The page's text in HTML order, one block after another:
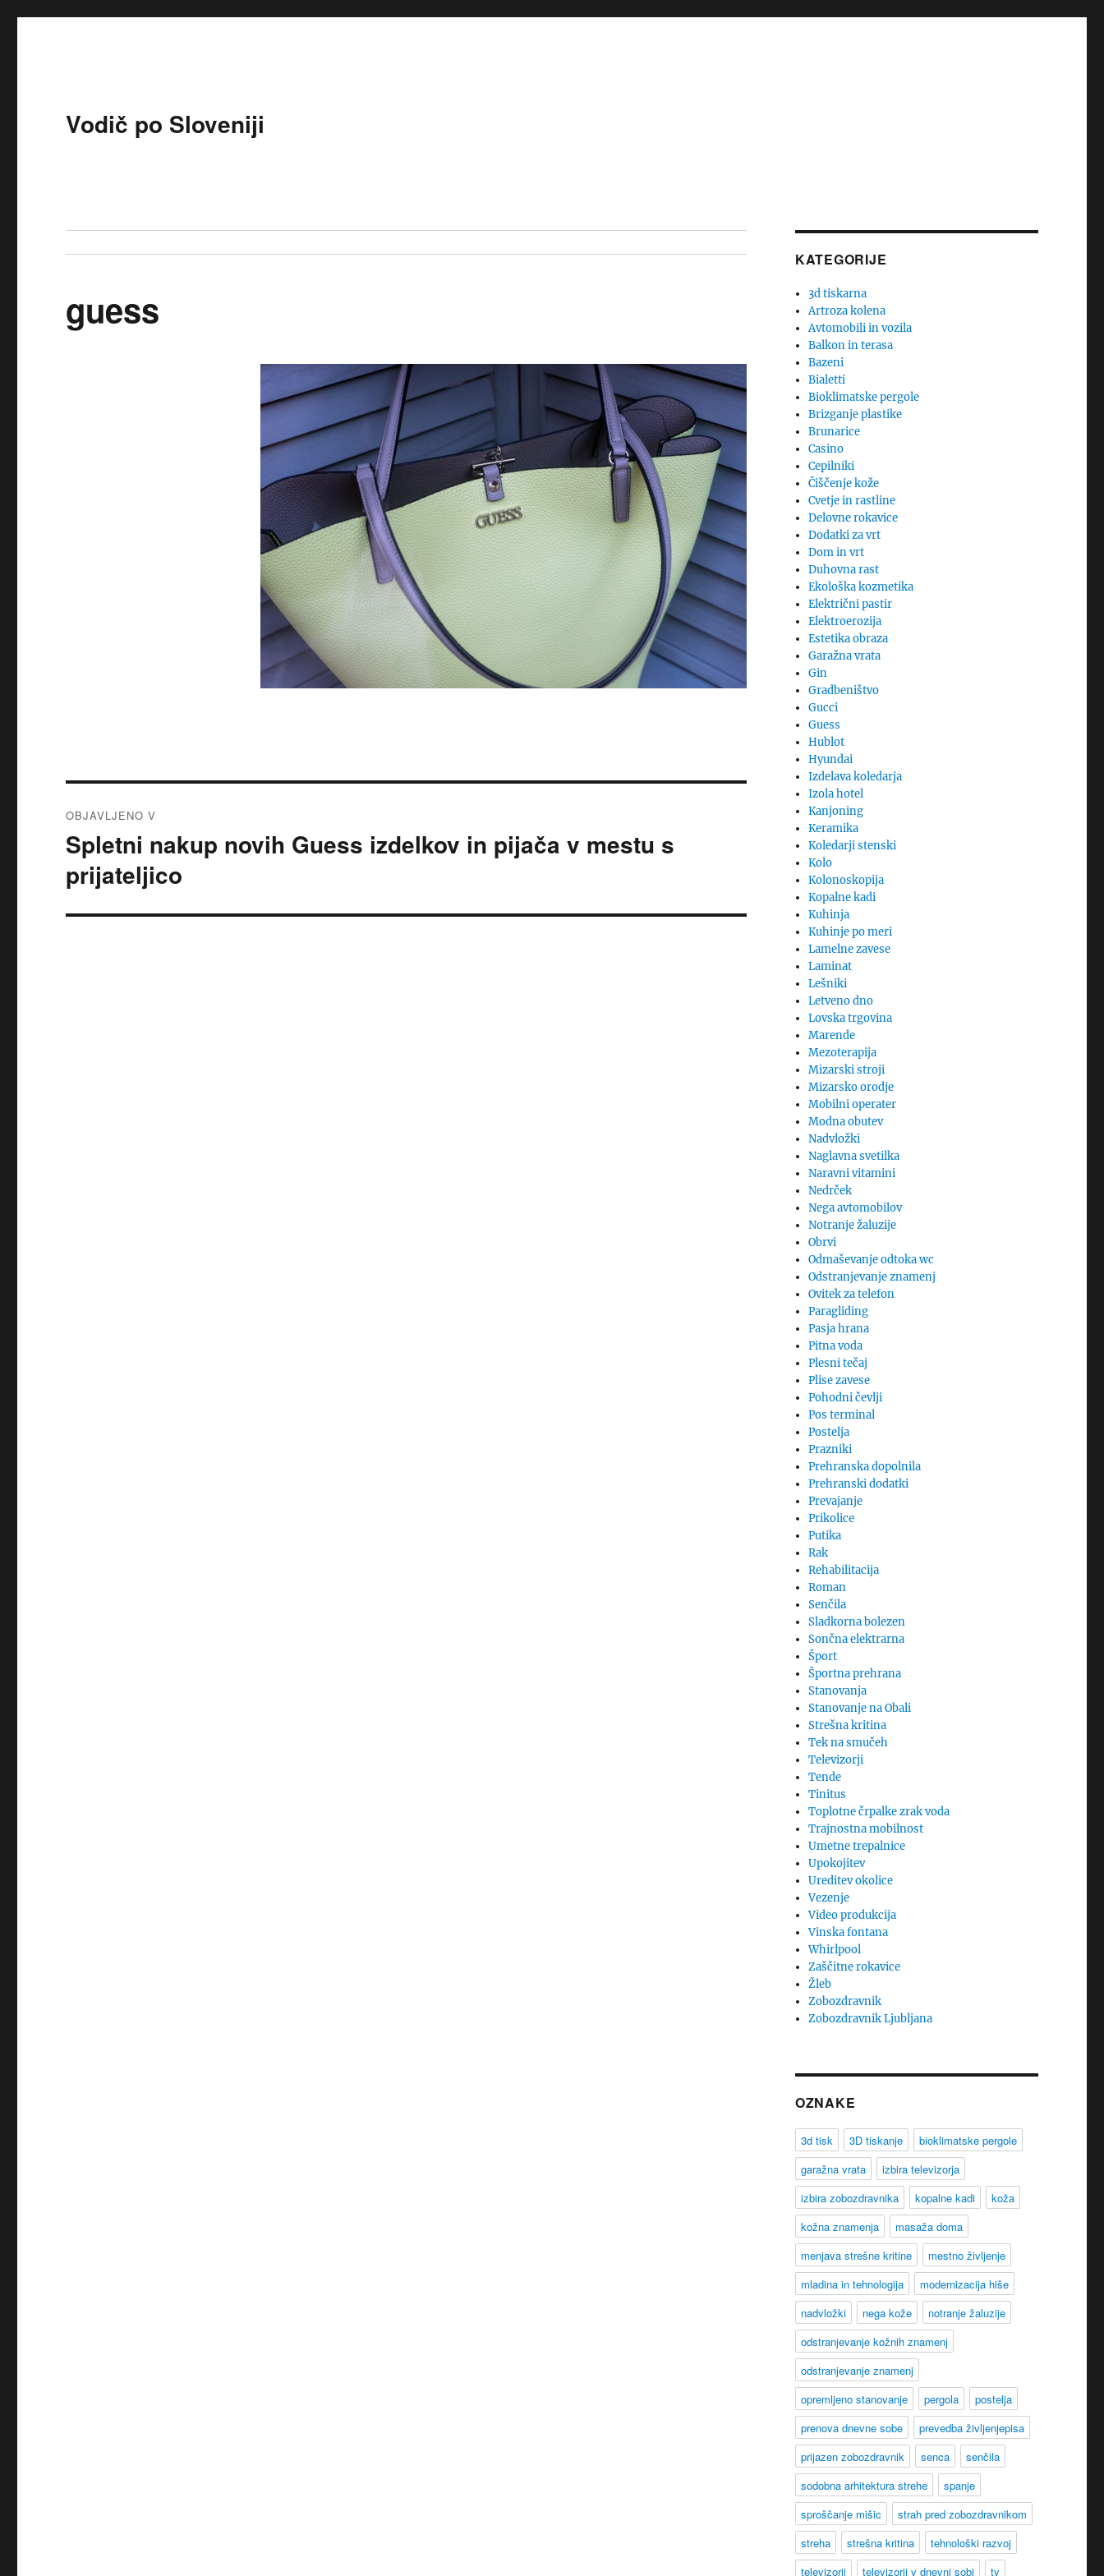
Vodič po Sloveniji
guess
prispevka
OBJAVLJENO V
Spletni nakup novih Guess izdelkov in pijača v mestu s
prijateljico
KATEGORIJE
3d tiskarna
Artroza kolena
Avtomobili in vozila
Balkon in terasa
Bazeni
Bialetti
Bioklimatske pergole
Brizganje plastike
Brunarice
Casino
Cepilniki
Čiščenje kože
Cvetje in rastline
Delovne rokavice
Dodatki za vrt
Dom in vrt
Duhovna rast
Ekološka kozmetika
Električni pastir
Elektroerozija
Estetika obraza
Garažna vrata
Gin
Gradbeništvo
Gucci
Guess
Hublot
Hyundai
Izdelava koledarja
Izola hotel
Kanjoning
Keramika
Koledarji stenski
Kolo
Kolonoskopija
Kopalne kadi
Kuhinja
Kuhinje po meri
Lamelne zavese
Laminat
Lešniki
Letveno dno
Lovska trgovina
Marende
Mezoterapija
Mizarski stroji
Mizarsko orodje
Mobilni operater
Modna obutev
Nadvložki
Naglavna svetilka
Naravni vitamini
Nedrček
Nega avtomobilov
Notranje žaluzije
Obrvi
Odmaševanje odtoka wc
Odstranjevanje znamenj
Ovitek za telefon
Paragliding
Pasja hrana
Pitna voda
Plesni tečaj
Plise zavese
Pohodni čevlji
Pos terminal
Postelja
Prazniki
Prehranska dopolnila
Prehranski dodatki
Prevajanje
Prikolice
Putika
Rak
Rehabilitacija
Roman
Senčila
Sladkorna bolezen
Sončna elektrarna
Šport
Športna prehrana
Stanovanja
Stanovanje na Obali
Strešna kritina
Tek na smučeh
Televizorji
Tende
Tinitus
Toplotne črpalke zrak voda
Trajnostna mobilnost
Umetne trepalnice
Upokojitev
Ureditev okolice
Vezenje
Video produkcija
Vinska fontana
Whirlpool
Zaščitne rokavice
Žleb
Zobozdravnik
Zobozdravnik Ljubljana
OZNAKE
3d tisk 3D tiskanje
bioklimatske pergole
garažna vrata
izbira televizorja
izbira zobozdravnika
kopalne kadi
koža
kožna znamenja
masaža doma
menjava strešne kritine
mestno življenje
mladina in tehnologija
modernizacija hiše
nadvložki
nega kože
notranje žaluzije
odstranjevanje kožnih znamenj
odstranjevanje znamenj
opremljeno stanovanje
pergola
postelja
prenova dnevne sobe
prevedba življenjepisa
prijazen zobozdravnik
senca
senčila
sodobna arhitektura strehe
spanje
sproščanje mišic
strah pred zobozdravnikom
streha
strešna kritina
tehnološki razvoj
televizorji
televizorji v dnevni sobi tv